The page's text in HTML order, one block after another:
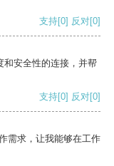
支持[0] 反对[0]
和安全性的连接，并帮
支持[0] 反对[0]
需求，让我能够在工作